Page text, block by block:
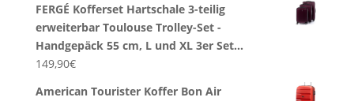
FERGÉ Kofferset Hartschale 3-teilig
erweiterbar Toulouse Trolley-Set -
Handgepäck 55 cm, L und XL 3er Set…
149,90€
American Tourister Koffer Bon Air